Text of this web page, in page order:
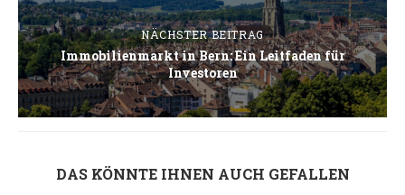
NÄCHSTER BEITRAG
Immobilienmarkt in Bern: Ein Leitfaden für
Investoren
DAS KÖNNTE IHNEN AUCH GEFALLEN